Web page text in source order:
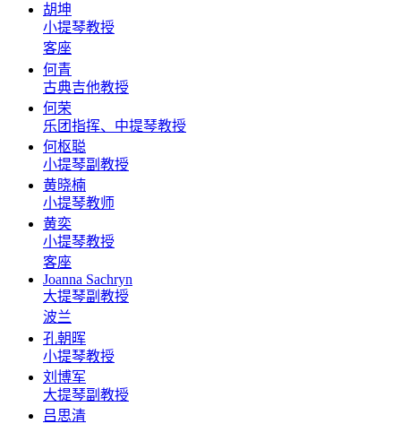
胡坤
小提琴教授
客座
何青
古典吉他教授
何荣
乐团指挥、中提琴教授
何枢聪
小提琴副教授
黄晓楠
小提琴教师
黄奕
小提琴教授
客座
Joanna Sachryn
大提琴副教授
波兰
孔朝晖
小提琴教授
刘博军
大提琴副教授
吕思清